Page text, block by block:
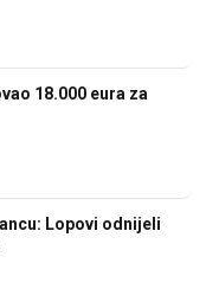
18.000 eura za
Lopovi odnijeli